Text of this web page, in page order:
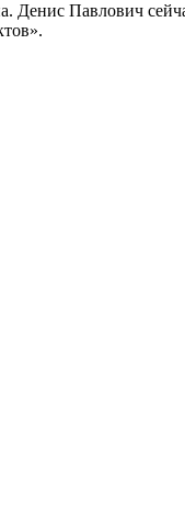
Денис Павлович